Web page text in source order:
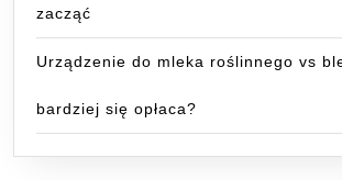
zacząć
Urządzenie do mleka roślinnego vs
bardziej się opłaca?